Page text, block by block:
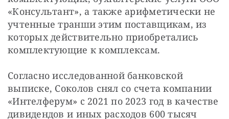
«Консультант», а также арифметически не
учтенные транши этим поставщикам, из
которых действительно приобретались
комплектующие к комплексам.
Согласно исследованной банковской
выписке, Соколов снял со счета компании
«Интелферум» с 2021 по 2023 год в качестве
дивидендов и иных расходов 600 тысяч